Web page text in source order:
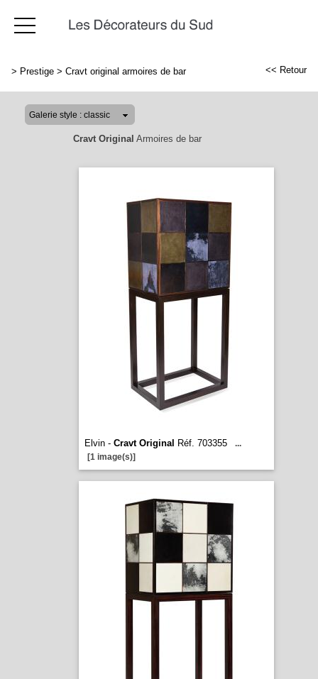
> Prestige > Cravt original armoires de bar << Retour
Cravt Original Armoires de bar
Elvin - Cravt Original Réf. 703355
...
[1 image(s)]